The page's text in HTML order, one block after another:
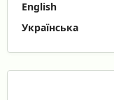
English
Українська